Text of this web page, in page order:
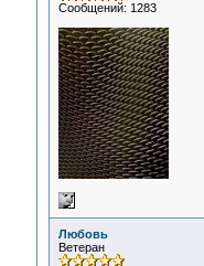
Сообщений: 1283
Любовь
Ветеран